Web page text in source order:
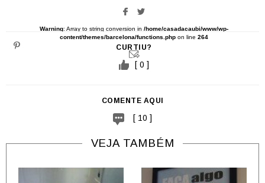
Warning: Array to string conversion in /home/casadacaubi/www/wp-
content/themes/barcelona/functions.php on line 264
CURTIU?
[ 0 ]
COMENTE AQUI
[ 10 ]
VEJA TAMBÉM